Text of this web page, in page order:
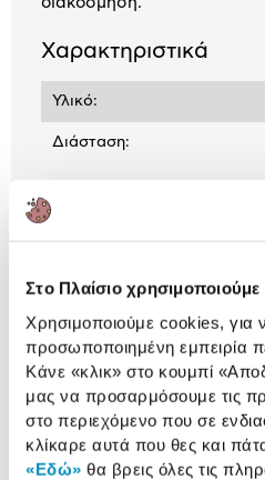
Στο Πλαίσιο
Χρησιμοποιούμε cookies,
προσωποποιημένη εμπειρία
Κάνε «κλικ» στο κουμπί
μας να προσαρμόσουμε τις
στο περιεχόμενο που σε
κλίκαρε αυτά που θες και
«Εδώ» θα βρεις όλες τις
Χαρακτηριστικά
Υλικό:
Διάσταση:
Προδιαγραφές
προϊόντος
Χαρακτηριστικά
Αξιολογήσεις
Αξιολογήσεις